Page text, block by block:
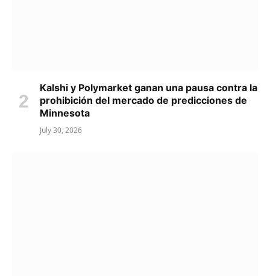
Kalshi y Polymarket ganan una pausa contra la
prohibición del mercado de predicciones de
Minnesota
July 30, 2026